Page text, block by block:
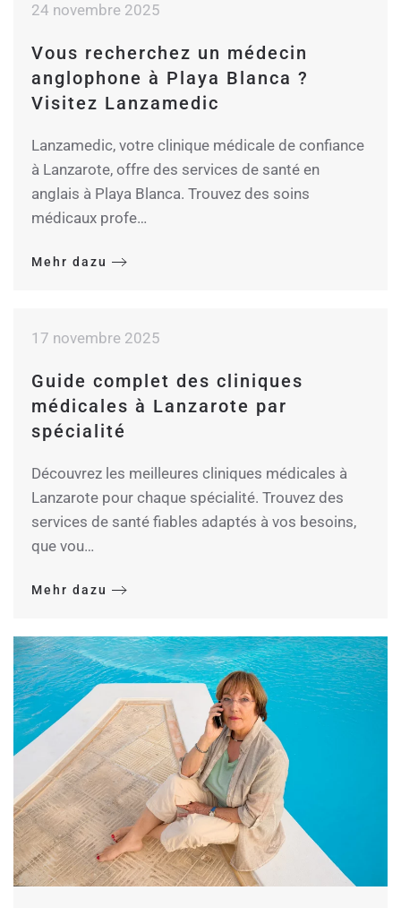
24 novembre 2025
Vous recherchez un médecin
anglophone à Playa Blanca ?
Visitez Lanzamedic
Lanzamedic, votre clinique médicale de confiance
à Lanzarote, offre des services de santé en
anglais à Playa Blanca. Trouvez des soins
médicaux profe…
Mehr dazu
17 novembre 2025
Guide complet des cliniques
médicales à Lanzarote par
spécialité
Découvrez les meilleures cliniques médicales à
Lanzarote pour chaque spécialité. Trouvez des
services de santé fiables adaptés à vos besoins,
que vou…
Mehr dazu